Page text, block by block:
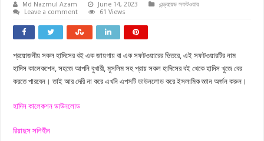
Md Nazmul Azam June 14, 2023
এন্ড্রয়েড সফটওয়ার
Leave a comment
61 Views
প্রয়োজনীয় সকল হাদিসের বই এক জায়গায় বা এক সফটওয়ারের ভিতরে, এই সফটওয়ারটির নাম
হাদিস কালেকশেন, সহজে আপনি বুখারী, মুসলিম সহ প্রায় সকল হাদিসের বই থেকে হাদিস খুজে বের
করতে পারবেন। তাই আর দেরি না করে এখনি এপসটি ডাউনলোড করে ইসলামিক জ্ঞান অর্জন করুন।
হাদিস কালেকশন ডাউনলোড
রিয়াদুস সলিহীন